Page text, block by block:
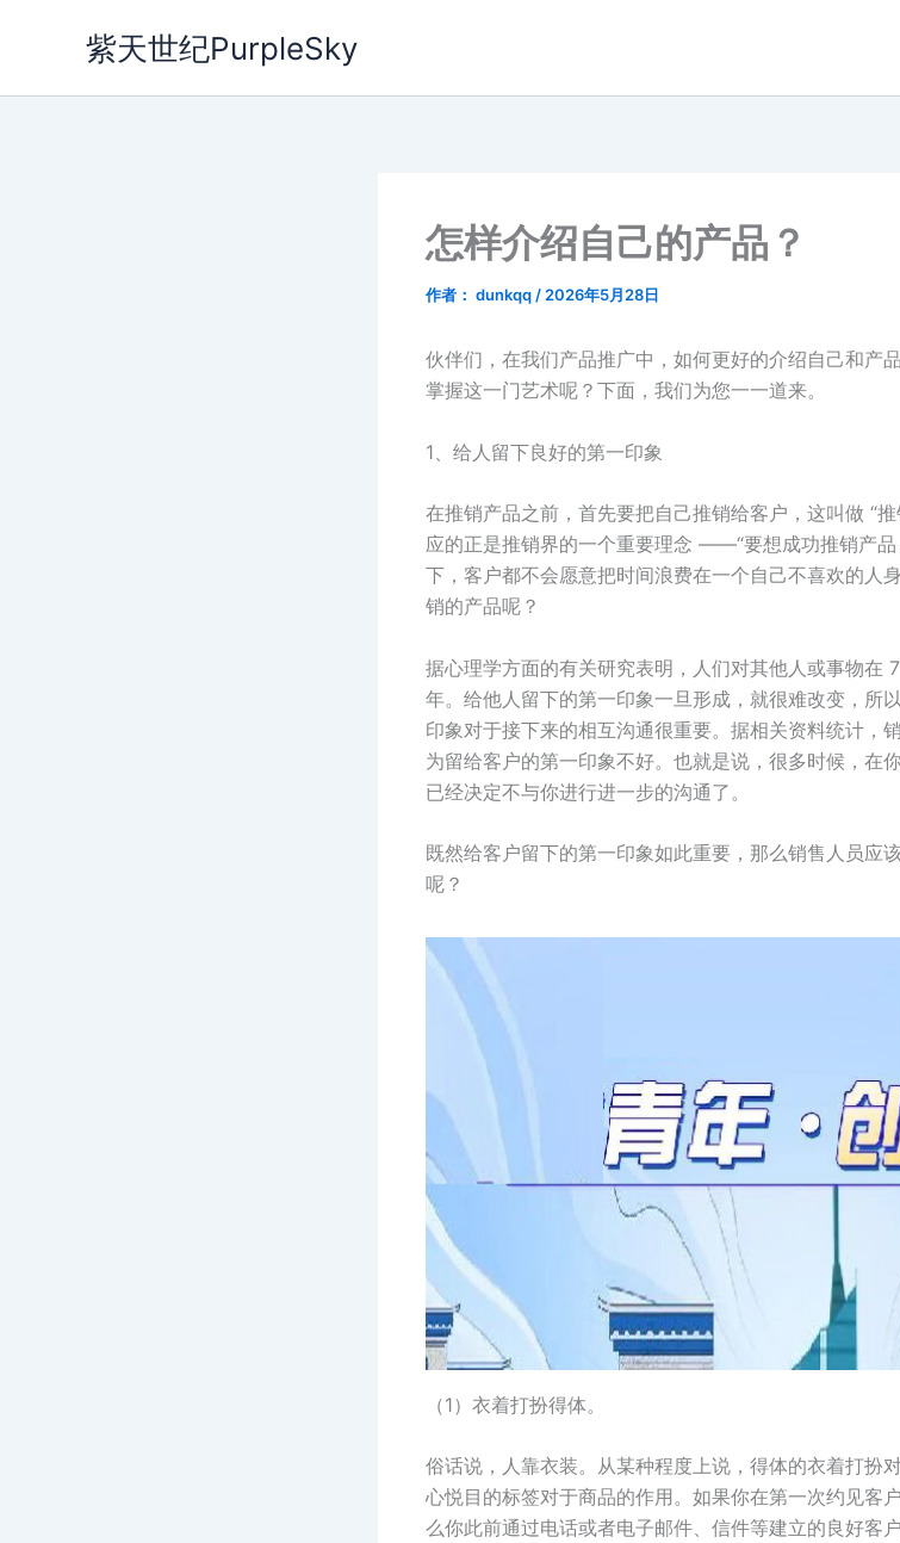
紫天世纪PurpleSky
怎样介绍自己的产品？
作者： dunkqq / 2026年5月28日
伙伴们，在我们产品推广中，如何更好的介绍自己和产
掌握这一门艺术呢？下面，我们为您一一道来。
1、给人留下良好的第一印象
在推销产品之前，首先要把自己推销给客户，这叫做 “
应的正是推销界的一个重要理念 ——“要想成功推销产品
下，客户都不会愿意把时间浪费在一个自己不喜欢的人
销的产品呢？
据心理学方面的有关研究表明，人们对其他人或事物在
年。给他人留下的第一印象一旦形成，就很难改变，所
印象对于接下来的相互沟通很重要。据相关资料统计，
为留给客户的第一印象不好。也就是说，很多时候，在
已经决定不与你进行进一步的沟通了。
既然给客户留下的第一印象如此重要，那么销售人员应
呢？
（1）衣着打扮得体。
俗话说，人靠衣装。从某种程度上说，得体的衣着打扮
心悦目的标签对于商品的作用。如果你在第一次约见客
么你此前通过电话或者电子邮件、信件等建立的良好客